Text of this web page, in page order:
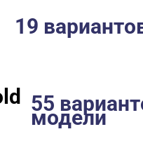
19
55
модели